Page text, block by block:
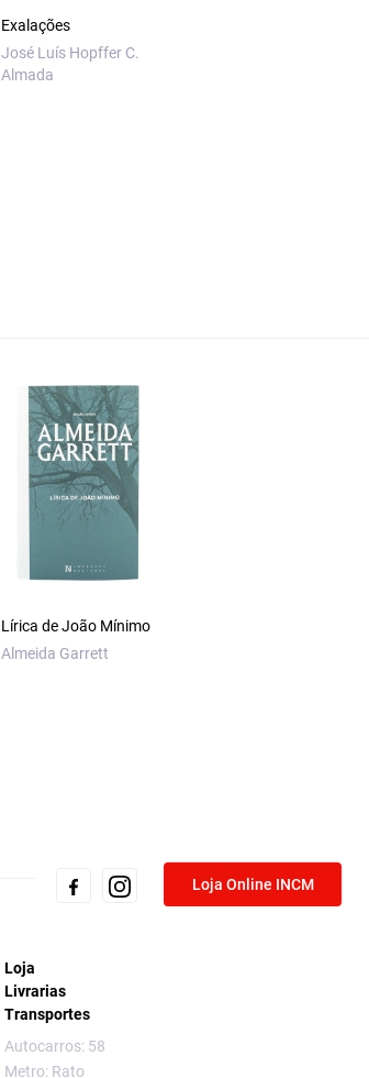
Exalações
José Luís Hopffer C.
Almada
Lírica de João Mínimo
Almeida Garrett
Loja Online INCM
Loja
Livrarias
Transportes
Autocarros: 58
Metro: Rato